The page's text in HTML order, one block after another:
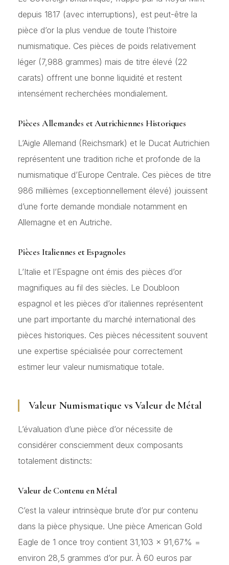
depuis 1817 (avec interruptions), est peut-être la
pièce d’or la plus vendue de toute l’histoire
numismatique. Ces pièces de poids relativement
léger (7,988 grammes) mais de titre élevé (22
carats) offrent une bonne liquidité et restent
intensément recherchées mondialement.
Pièces Allemandes et Autrichiennes Historiques
L’Aigle Allemand (Reichsmark) et le Ducat Autrichien
représentent une tradition riche et profonde de la
numismatique d’Europe Centrale. Ces pièces de titre
986 millièmes (exceptionnellement élevé) jouissent
d’une forte demande mondiale notamment en
Allemagne et en Autriche.
Pièces Italiennes et Espagnoles
L’Italie et l’Espagne ont émis des pièces d’or
magnifiques au fil des siècles. Le Doubloon
espagnol et les pièces d’or italiennes représentent
une part importante du marché international des
pièces historiques. Ces pièces nécessitent souvent
une expertise spécialisée pour correctement
estimer leur valeur numismatique totale.
Valeur Numismatique vs Valeur de Métal
L’évaluation d’une pièce d’or nécessite de
considérer consciemment deux composants
totalement distincts:
Valeur de Contenu en Métal
C’est la valeur intrinsèque brute d’or pur contenu
dans la pièce physique. Une pièce American Gold
Eagle de 1 once troy contient 31,103 × 91,67% =
environ 28,5 grammes d’or pur. À 60 euros par